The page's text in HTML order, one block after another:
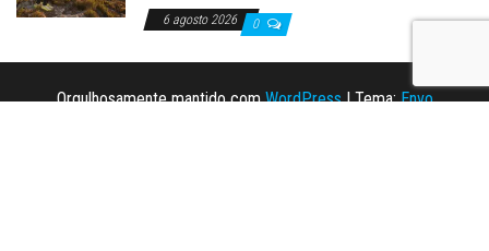
6 agosto 2026 0
Orgulhosamente mantido comWordPress |Tema:Envo